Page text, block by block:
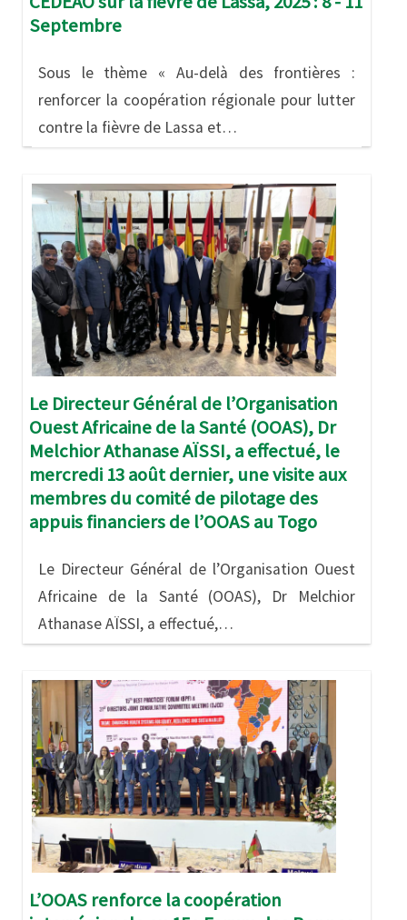
Septembre
Sous le thème « Au-delà des frontières :
renforcer la coopération régionale pour lutter
contre la fièvre de Lassa et…
Image
Le Directeur Général de l’Organisation
Ouest Africaine de la Santé (OOAS), Dr
Melchior Athanase AÏSSI, a effectué, le
mercredi 13 août dernier, une visite aux
membres du comité de pilotage des
appuis financiers de l’OOAS au Togo
Le Directeur Général de l’Organisation Ouest
Africaine de la Santé (OOAS), Dr Melchior
Athanase AÏSSI, a effectué,…
Image
L’OOAS renforce la coopération